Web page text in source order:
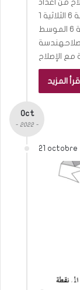
الثلاثية 1 مع الإصلاح من اعداد
المربية المتميزة ايمان الجبالي حساب ذهني سنة 6 الثلاثية 1
امتحان رياضيات سنة 6 المضاعفات المشتركةالسنة 6 الموسط
رياضيات سنة 6 مع الإصلاحهندسة
أقرأ المزيد
Oct
- 2022 -
21 octobre